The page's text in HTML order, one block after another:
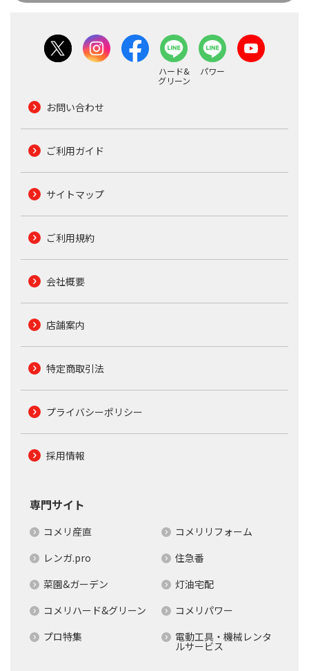
ハード&
グリーン
パワー
お問い合わせ
ご利用ガイド
サイトマップ
ご利用規約
会社概要
店舗案内
特定商取引法
プライバシーポリシー
採用情報
専門サイト
コメリ産直
コメリリフォーム
レンガ.pro
住急番
菜園&ガーデン
灯油宅配
コメリハード&グリーン
コメリパワー
プロ特集
電動工具・機械レンタ
ルサービス